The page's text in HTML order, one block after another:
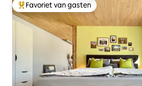
Topfavoriet van gasten
Favoriet van gasten